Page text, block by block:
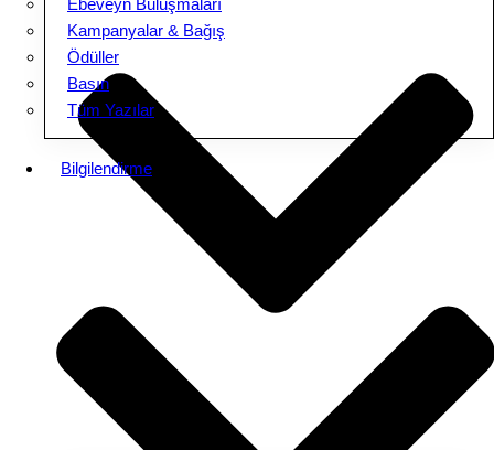
Kampanyalar & Bağış
Ödüller
Basın
Tüm Yazılar
Bilgilendirme